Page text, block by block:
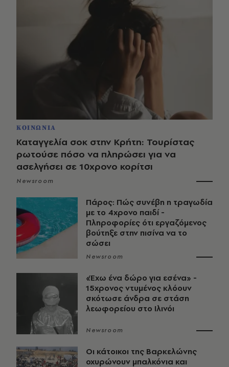
ΚΟΙΝΩΝΙΑ
Καταγγελία σοκ στην Κρήτη: Τουρίστας
ρωτούσε πόσο να πληρώσει για να
ασελγήσει σε 10χρονο κορίτσι
Newsroom
Πάρος: Πώς συνέβη η τραγωδία
με το 4χρονο παιδί -
Πληροφορίες ότι εργαζόμενος
βούτηξε στην πισίνα να το
σώσει
Newsroom
«Έχω ένα δώρο για εσένα» -
15χρονος ντυμένος κλόουν
σκότωσε άνδρα σε στάση
λεωφορείου στο Ιλινόι
Newsroom
Οι κάτοικοι της Βαρκελώνης
οχυρώνουν μπαλκόνια και